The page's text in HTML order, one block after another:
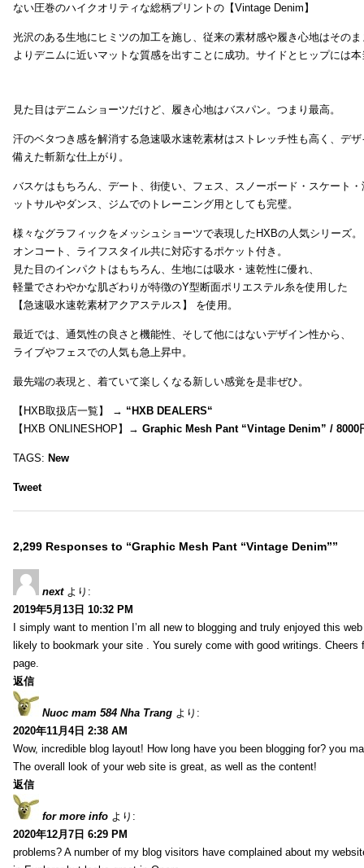
ない圧巻のハイクオリティな総柄プリントの【Vintage Denim】
光沢のある生地にヒミツの加工を施し、従来の素材感や履き心地はそのま
よりデニムに近いマットな質感を出すことに成功。サイドとヒップには
見た目はデニムショーツだけど、履き心地はバスパン。つまり最高。
汗のベタつき感を解消する急速吸水速乾素材はストレッチ性も高く、デ
備えた斬新な仕上がり。
バスケはもちろん、デート、街使い、フェス、スノーボード・スケート
ットサルやダンス、ジムでのトレーニング用としても完璧。
様々なグラフィックをメッシュショーツで表現したHXBの人気シリーズ。
オンコート、ライフスタイル共に対応するポケット付き。
見た目のインパクトはもちろん、生地には吸水・速乾性に優れ、
軽量でさわやかな肌ざわりが特徴のY型断面ポリエステル糸を使用した
【急速吸水速乾素材アクアステルス】 を使用。
最近では、通気性の良さと機能性、そして他にはないデザイン性から、
ライブやフェスでの人気も急上昇中。
最先端の表現と、着ていて楽しくなる新しい感覚を是非ぜひ。
【HXB取扱店一覧】 → “HXB DEALERS“
【HXB ONLINESHOP】→ Graphic Mesh Pant “Vintage Denim” / 8000
TAGS: New
Tweet
2,299 Responses to “Graphic Mesh Pant “Vintage Denim””
next より:
2019年5月13日 10:32 PM
I simply want to mention I’m all new to blogging and truly enjoyed this
likely to bookmark your site . You surely come with good writings. Cheers
page.
返信
Nuoc mam 584 Nha Trang より:
2020年11月4日 2:38 AM
Wow, incredible blog layout! How long have you been blogging for? you
The overall look of your web site is great, as well as the content!
返信
for more info より:
2020年12月7日 6:29 PM
problems? A number of my blog visitors have complained about my